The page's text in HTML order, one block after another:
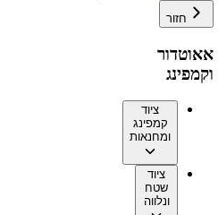
חזור
אאוטדור
וקמפינג
ציוד
קמפינג
ומחנאות
ציוד
שטח
ונלווה